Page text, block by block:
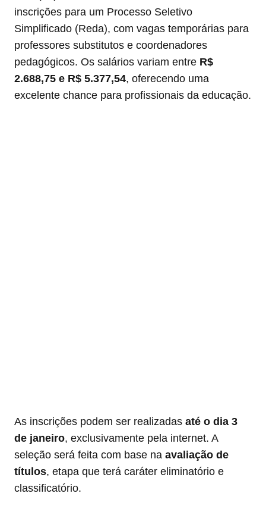
inscrições para um Processo Seletivo
Simplificado (Reda), com vagas temporárias para
professores substitutos e coordenadores
pedagógicos. Os salários variam entre R$
2.688,75 e R$ 5.377,54, oferecendo uma
excelente chance para profissionais da educação.
As inscrições podem ser realizadas até o dia 3
de janeiro, exclusivamente pela internet. A
seleção será feita com base na avaliação de
títulos, etapa que terá caráter eliminatório e
classificatório.